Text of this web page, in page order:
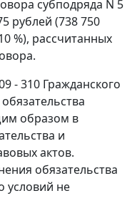
субподряда N 5
рублей (738 750
%), рассчитанных
- 310Гражданского
образом в
и
актов.
обязательства
условий не